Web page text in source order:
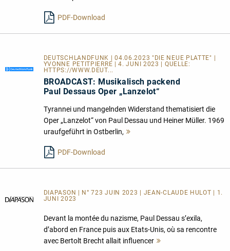
PDF-Download
DEUTSCHLANDFUNK | 04.06.2023 "DIE NEUE PLATTE" |
YVONNE PETITPIERRE | 4. JUNI 2023 | QUELLE:
HTTPS://WWW.DEUT...
BROADCAST: Musikalisch packend
Paul Dessaus Oper „Lanzelot“
Tyrannei und mangelnden Widerstand thematisiert die
Oper „Lanzelot“ von Paul Dessau und Heiner Müller. 1969
uraufgeführt in Ostberlin,
PDF-Download
DIAPASON | N° 723 JUIN 2023 | JEAN-CLAUDE HULOT | 1.
JUNI 2023
Devant la montée du nazisme, Paul Dessau s’exila,
d’abord en France puis aux Etats-Unis, où sa rencontre
avec Bertolt Brecht allait influencer